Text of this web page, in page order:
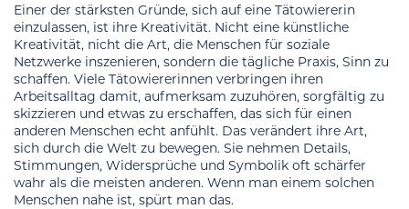
Einer der stärksten Gründe, sich auf eine Tätowiererin
einzulassen, ist ihre Kreativität. Nicht eine künstliche
Kreativität, nicht die Art, die Menschen für soziale
Netzwerke inszenieren, sondern die tägliche Praxis, Sinn zu
schaffen. Viele Tätowiererinnen verbringen ihren
Arbeitsalltag damit, aufmerksam zuzuhören, sorgfältig zu
skizzieren und etwas zu erschaffen, das sich für einen
anderen Menschen echt anfühlt. Das verändert ihre Art,
sich durch die Welt zu bewegen. Sie nehmen Details,
Stimmungen, Widersprüche und Symbolik oft schärfer
wahr als die meisten anderen. Wenn man einem solchen
Menschen nahe ist, spürt man das.